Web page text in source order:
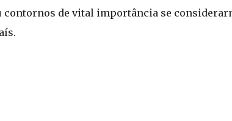
contornos de vital importância se